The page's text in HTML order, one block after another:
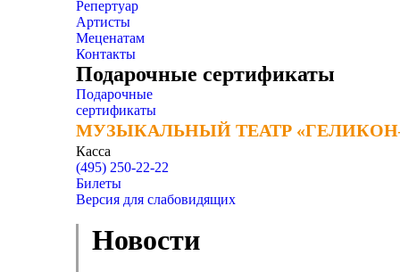
Репертуар
Артисты
Меценатам
Контакты
Подарочные сертификаты
Подарочные
сертификаты
МУЗЫКАЛЬНЫЙ ТЕАТР
МУЗЫКАЛЬНЫЙ ТЕАТР
Касса
(495) 250-22-22
Билеты
Версия для слабовидящих
Новости